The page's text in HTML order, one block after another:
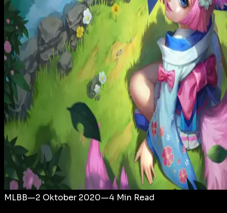
Login
MLBB—2 Oktober 2020—4 Min Read